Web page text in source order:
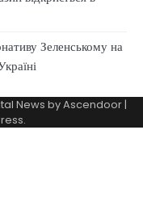
Зеленському на
News byAscendoor|
.